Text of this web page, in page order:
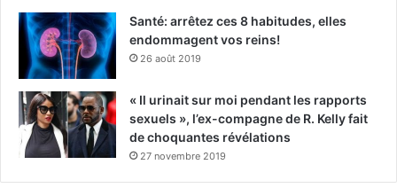
Santé: arrêtez ces 8 habitudes, elles
endommagent vos reins!
26 août 2019
« Il urinait sur moi pendant les rapports
sexuels », l’ex-compagne de R. Kelly fait
de choquantes révélations
27 novembre 2019